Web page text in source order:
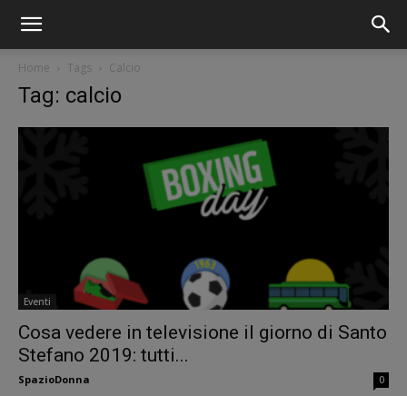
Home Tags Calcio
Tag: calcio
Eventi
Cosa vedere in televisione il giorno di Santo
Stefano 2019: tutti...
SpazioDonna 0